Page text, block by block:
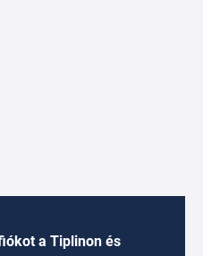
a Tiplinon és